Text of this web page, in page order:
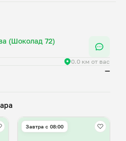
(Шоколад 72)
0.0 км от вас
—
Завтра c 08:00